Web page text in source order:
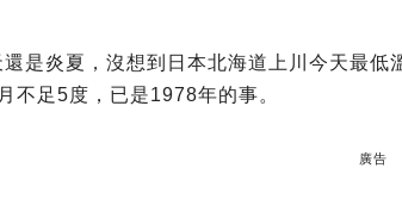
是炎夏，沒想到日本北海道上川今天最
不足5度，已是1978年的事。
廣告